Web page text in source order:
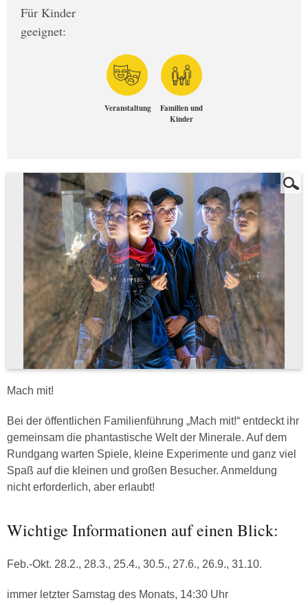
Für Kinder
geeignet:
Veranstaltung
Familien und
Kinder
Mach mit!
Bei der öffentlichen Familienführung „Mach mit!“ entdeckt ihr
gemeinsam die phantastische Welt der Minerale. Auf dem
Rundgang warten Spiele, kleine Experimente und ganz viel
Spaß auf die kleinen und großen Besucher. Anmeldung
nicht erforderlich, aber erlaubt!
Wichtige Informationen auf einen Blick:
Feb.-Okt. 28.2., 28.3., 25.4., 30.5., 27.6., 26.9., 31.10.
immer letzter Samstag des Monats, 14:30 Uhr